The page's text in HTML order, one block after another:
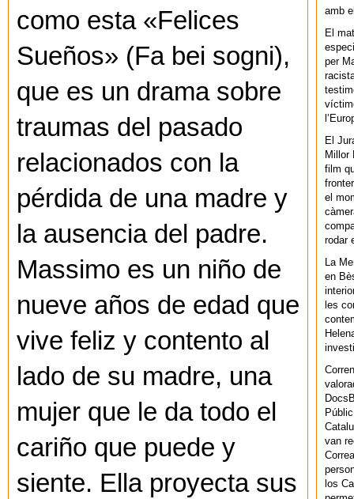
como esta «Felices
Sueños» (Fa bei sogni),
que es un drama sobre
traumas del pasado
relacionados con la
pérdida de una madre y
la ausencia del padre.
Massimo es un niño de
nueve años de edad que
vive feliz y contento al
lado de su madre, una
mujer que le da todo el
cariño que puede y
siente. Ella proyecta sus
amb
El
per
El
Millor
film
el
rodar
La
en
les
van
los